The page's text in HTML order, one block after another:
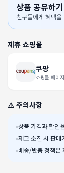
상품 공유하기
친구들에게 혜택
제휴 쇼핑몰
쿠팡
쇼핑몰 페이
⚠️ 주의사항
•상품 가격과 할인
•재고 소진 시 판매
•배송/반품 정책은